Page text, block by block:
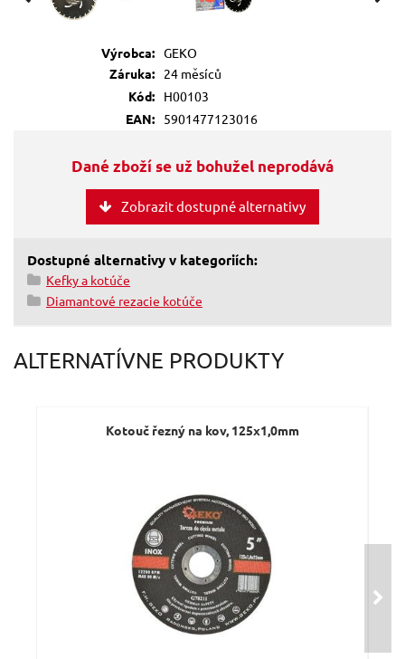
Výrobca: GEKO
Záruka:
24 měsíců
Kód:
H00103
EAN:
5901477123016
Dané zboží se už bohužel neprodává
Zobrazit dostupné alternativy
Dostupné alternativy v kategoriích:
Kefky a kotúče
Diamantové rezacie kotúče
ALTERNATÍVNE PRODUKTY
Kotouč řezný na kov, 125x1,0mm